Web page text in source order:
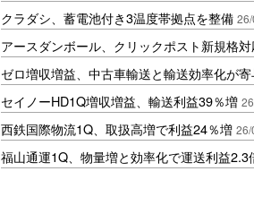
クラダシ、蓄電池付き3温度帯拠点を整備
アースダンボール、クリックポスト新規格
ゼロ増収増益、中古車輸送と輸送効率化が
セイノーHD1Q増収増益、輸送利益39％増
西鉄国際物流1Q、取扱高増で利益24％増 26/
福山通運1Q、物量増と効率化で運送利益2.3